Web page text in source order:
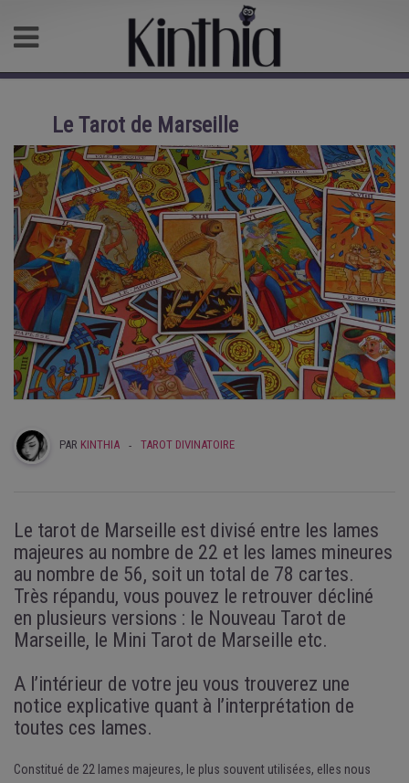
Le Tarot de Marseille
PAR KINTHIA - TAROT DIVINATOIRE
Le tarot de Marseille est divisé entre les lames
majeures au nombre de 22 et les lames mineures
au nombre de 56, soit un total de 78 cartes.
Très répandu, vous pouvez le retrouver décliné
en plusieurs versions : le Nouveau Tarot de
Marseille, le Mini Tarot de Marseille etc.
A l’intérieur de votre jeu vous trouverez une
notice explicative quant à l’interprétation de
toutes ces lames.
Constitué de 22 lames majeures, le plus souvent utilisées, elles nous